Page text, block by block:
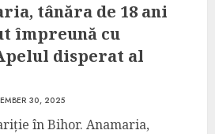
tânăra de 18 ani
împreună cu
disperat al
30, 2025
în Bihor. Anamaria,